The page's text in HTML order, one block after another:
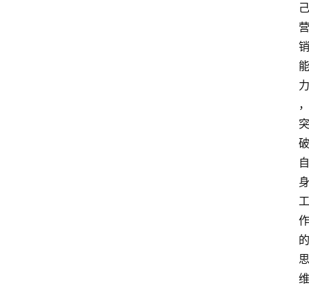
己
营
销
能
力
，
突
破
自
身
工
作
的
思
维